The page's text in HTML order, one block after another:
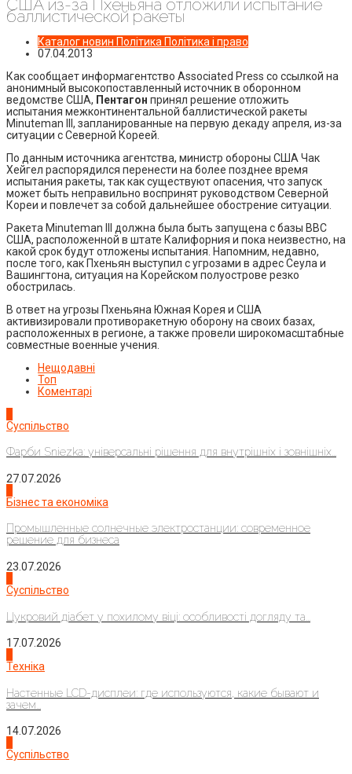
США из-за Пхеньяна отложили испытание
баллистической ракеты
Каталог новин Політика Політика і право
07.04.2013
Как сообщает информагентство Associated Press со ссылкой на
анонимный высокопоставленный источник в оборонном
ведомстве США, Пентагон принял решение отложить
испытания межконтинентальной баллистической ракеты
Minuteman III, запланированные на первую декаду апреля, из-за
ситуации с Северной Кореей.
По данным источника агентства, министр обороны США Чак
Хейгел распорядился перенести на более позднее время
испытания ракеты, так как существуют опасения, что запуск
может быть неправильно воспринят руководством Северной
Кореи и повлечет за собой дальнейшее обострение ситуации.
Ракета Minuteman III должна была быть запущена с базы ВВС
США, расположенной в штате Калифорния и пока неизвестно, на
какой срок будут отложены испытания. Напомним, недавно,
после того, как Пхеньян выступил с угрозами в адрес Сеула и
Вашингтона, ситуация на Корейском полуострове резко
обострилась.
В ответ на угрозы Пхеньяна Южная Корея и США
активизировали противоракетную оборону на своих базах,
расположенных в регионе, а также провели широкомасштабные
совместные военные учения.
Нещодавні
Топ
Коментарі
Суспільство
Фарби Sniezka: універсальні рішення для внутрішніх і зовнішніх...
27.07.2026
Бізнес та економіка
Промышленные солнечные электростанции: современное
решение для бизнеса
23.07.2026
Суспільство
Цукровий діабет у похилому віці: особливості догляду та...
17.07.2026
Техніка
Настенные LCD-дисплеи: где используются, какие бывают и
зачем...
14.07.2026
Суспільство